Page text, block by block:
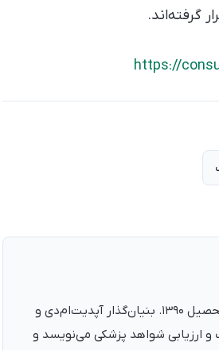
https://
دکتر علی‌اصغر هنرمند، پزشک با شمارهٔ نظام پزشکی ۱۳۵۴۰۵، فارغ‌التحصیل ۱۳۹۰. بنیان‌گذار آپدیت‌ام‌دی و
و ارزیابی شواهد پزشکی می‌نویسد و